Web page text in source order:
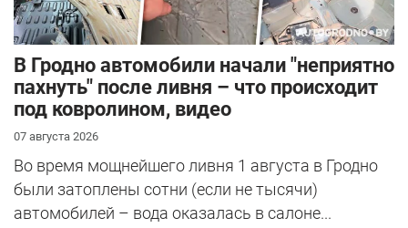
В Гродно автомобили начали "неприятно
пахнуть" после ливня – что происходит
под ковролином, видео
07 августа 2026
Во время мощнейшего ливня 1 августа в Гродно
были затоплены сотни (если не тысячи)
автомобилей – вода оказалась в салоне...